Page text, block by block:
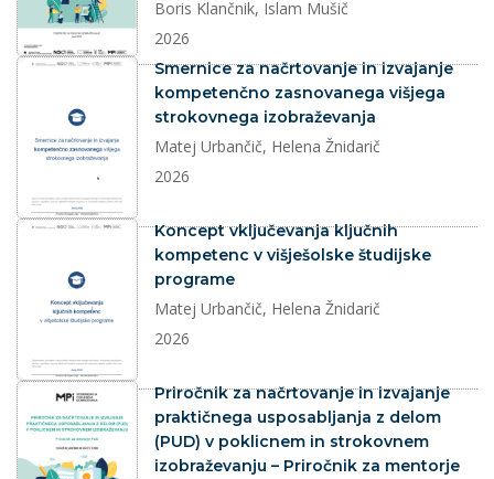
Boris Klančnik, Islam Mušič
2026
dokument
Smernice za načrtovanje in izvajanje
kompetenčno zasnovanega višjega
strokovnega izobraževanja
Matej Urbančič, Helena Žnidarič
2026
dokument
Koncept vključevanja ključnih
kompetenc v višješolske študijske
programe
Matej Urbančič, Helena Žnidarič
2026
dokument
Priročnik za načrtovanje in izvajanje
praktičnega usposabljanja z delom
(PUD) v poklicnem in strokovnem
izobraževanju – Priročnik za mentorje